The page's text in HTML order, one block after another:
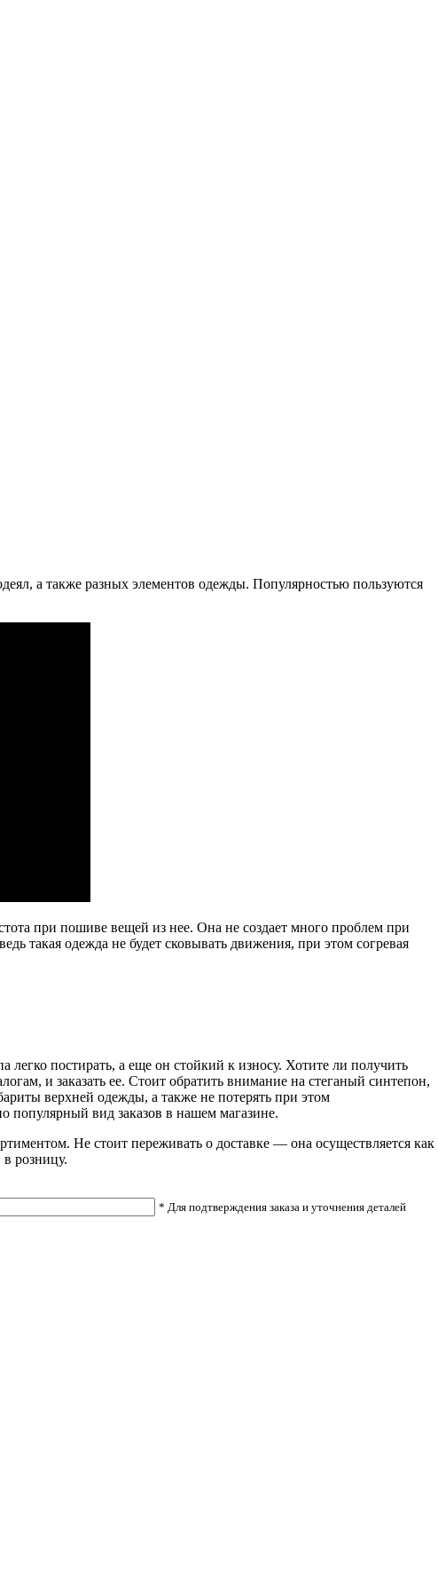
а также разных элементов одежды. Популярностью пользуются
при пошиве вещей из нее. Она не создает много проблем при
такая одежда не будет сковывать движения, при этом согревая
постирать, а еще он стойкий к износу. Хотите ли получить
и заказать ее. Стоит обратить внимание на стеганый синтепон,
верхней одежды, а также не потерять при этом
популярный вид заказов в нашем магазине.
Не стоит переживать о доставке — она осуществляется как
розницу.
* Для подтверждения заказа и уточнения деталей